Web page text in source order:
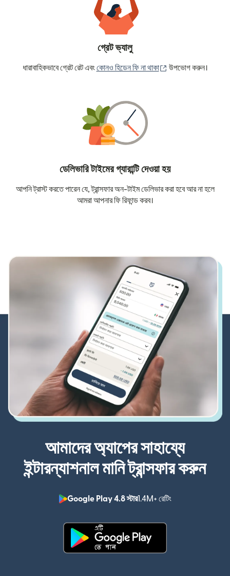
গ্রেট ভ্যালু
ধারাবাহিকভাবে গ্রেট রেট এবংকোনও হিডেন ফি না থাকা (নতুন উইন্ডোতে খুলবে)
উপভোগ করুন।
ডেলিভারি টাইমের গ্যারান্টি দেওয়া হয়
আপনি ট্রাস্ট করতে পারেন যে, ট্রান্সফার অন-টাইম ডেলিভার করা হবে আর না হলে
আমরা আপনার ফি রিফান্ড করব।
আমাদের অ্যাপের সাহায্যে
ইন্টারন্যাশনাল মানি ট্রান্সফার করুন
Google Play 4.8 স্টার1.4M+ রেটিং